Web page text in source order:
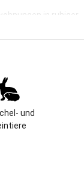
in ruhiger
und die
4 bzw. 7
sehr viel
eine Terrasse
und
und